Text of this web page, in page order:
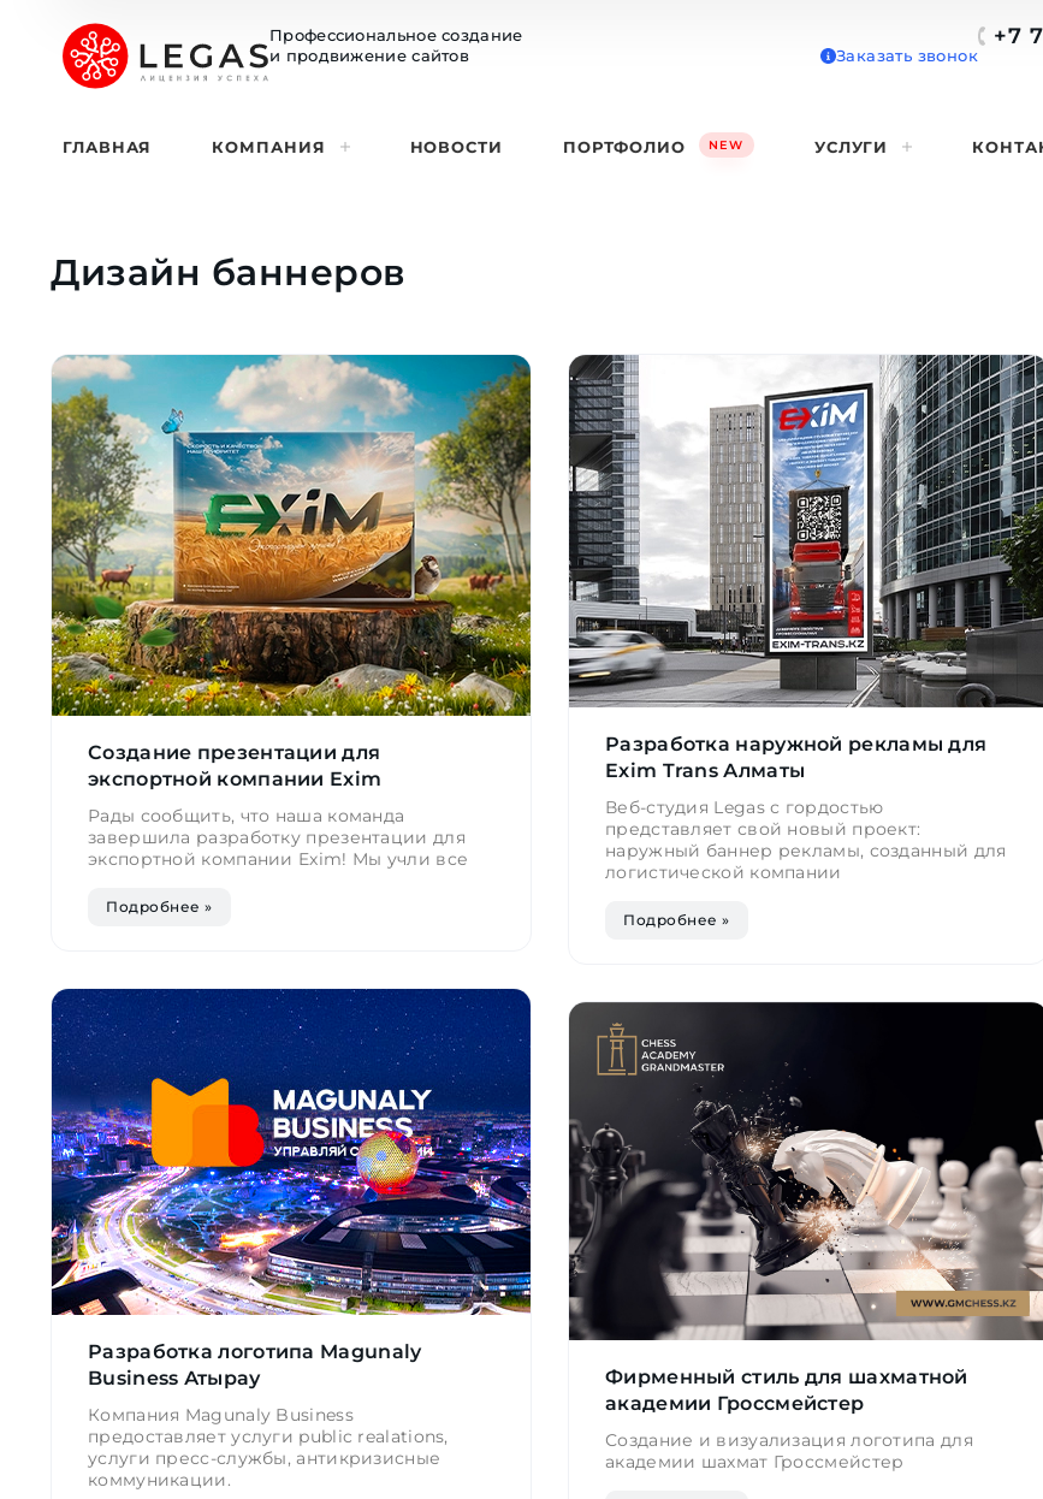
Профессиональное создание
и продвижение сайтов
Заказать звонок
+7
Телефон
+7 777
ГЛАВНАЯ КОМПАНИЯ НОВОСТИ ПОРТФОЛИО NEW УСЛУГИ
Дизайн баннеров
Создание презентации для
экспортной компании Exim
Рады сообщить, что наша команда
завершила разработку презентации для
экспортной компании Exim! Мы учли все
Подробнее »
Разработка наружной рекламы для
Exim Trans Алматы
Веб-студия Legas с гордостью
представляет свой новый проект:
наружный баннер рекламы, созданный для
логистической компании
Подробнее »
Разработка логотипа Magunaly
Business Атырау
Компания Magunaly Business
предоставляет услуги public realations,
услуги пресс-службы, антикризисные
коммуникации.
Фирменный стиль для шахматной
академии Гроссмейстер
Создание и визуализация логотипа для
академии шахмат Гроссмейстер